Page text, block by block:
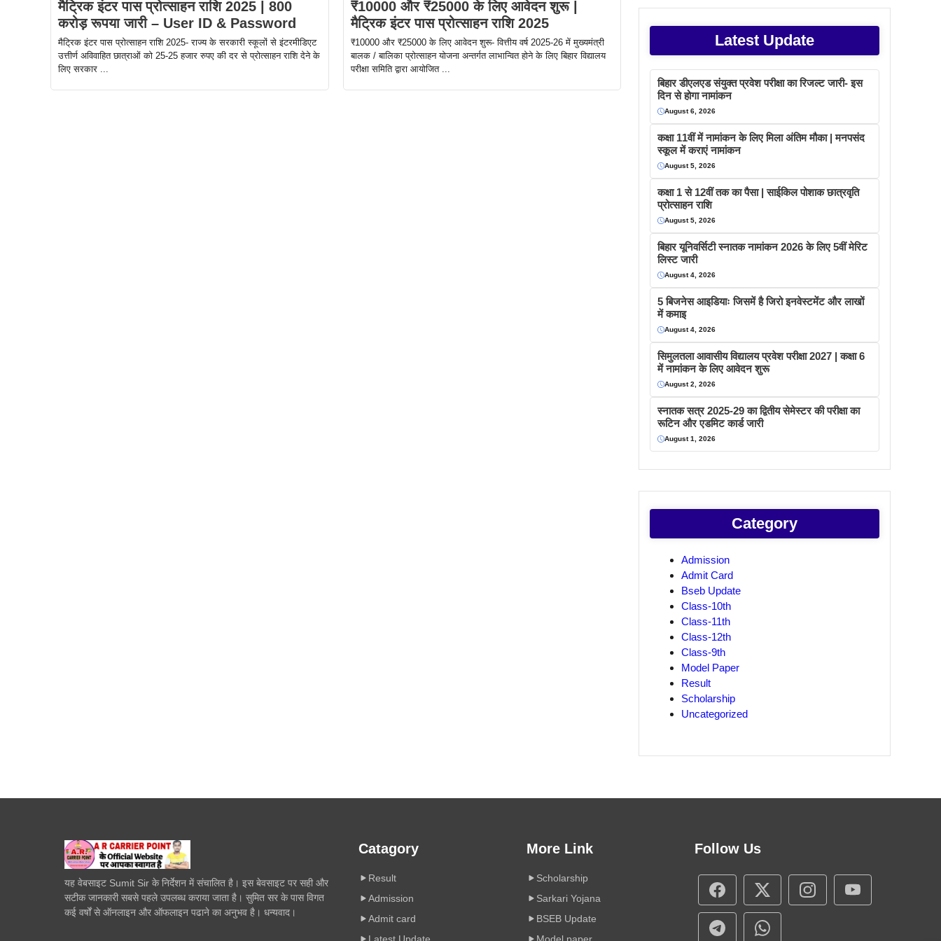
मैट्रिक इंटर पास प्रोत्साहन राशि 2025 | 800
करोड़ रूपया जारी – User ID & Password
मैट्रिक इंटर पास प्रोत्साहन राशि 2025- राज्य के सरकारी स्कूलों से इंटरमीडिएट
उत्तीर्ण अविवाहित छात्राओं को 25-25 हजार रुपए की दर से प्रोत्साहन राशि देने के
लिए सरकार ...
₹10000 और ₹25000 के लिए आवेदन शुरू |
मैट्रिक इंटर पास प्रोत्साहन राशि 2025
₹10000 और ₹25000 के लिए आवेदन शुरू- वित्तीय वर्ष 2025-26 में मुख्यमंत्री
बालक / बालिका प्रोत्साहन योजना अन्तर्गत लाभान्वित होने के लिए बिहार विद्यालय
परीक्षा समिति द्वारा आयोजित ...
Latest Update
बिहार डीएलएड संयुक्त प्रवेश परीक्षा का रिजल्ट जारी- इस
दिन से होगा नामांकन
August 6, 2026
कक्षा 11वीं में नामांकन के लिए मिला अंतिम मौका | मनपसंद
स्कूल में कराएं नामांकन
August 5, 2026
कक्षा 1 से 12वीं तक का पैसा | साईकिल पोशाक छात्रवृति
प्रोत्साहन राशि
August 5, 2026
बिहार यूनिवर्सिटी स्नातक नामांकन 2026 के लिए 5वीं मेरिट
लिस्ट जारी
August 4, 2026
5 बिजनेस आइडियाः जिसमें है जिरो इनवेस्टमेंट और लाखों
में कमाइ
August 4, 2026
सिमुलतला आवासीय विद्यालय प्रवेश परीक्षा 2027 | कक्षा 6
में नामांकन के लिए आवेदन शुरू
August 2, 2026
स्नातक सत्र 2025-29 का द्वितीय सेमेस्टर की परीक्षा का
रूटिन और एडमिट कार्ड जारी
August 1, 2026
Category
Admission
Admit Card
Bseb Update
Class-10th
Class-11th
Class-12th
Class-9th
Model Paper
Result
Scholarship
Uncategorized
यह वेबसाइट Sumit Sir के निर्देशन में संचालित है। इस बेवसाइट पर सही और
सटीक जानकारी सबसे पहले उपलब्ध कराया जाता है। सुमित सर के पास विगत
कई वर्षों से ऑनलाइन और ऑफलाइन पढाने का अनुभव है। धन्यवाद।
Catagory
Result
Admission
Admit card
Latest Update
More Link
Scholarship
Sarkari Yojana
BSEB Update
Model paper
Follow Us